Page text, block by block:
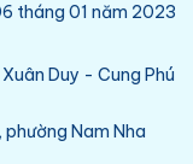
tháng 01 năm 2023
Duy - Cung Phú
phường Nam Nha